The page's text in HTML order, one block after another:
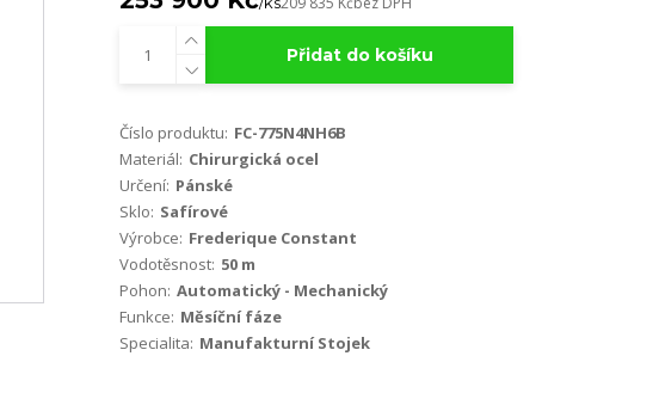
Přidat do košíku
Číslo produktu: FC-775N4NH6B
Materiál: Chirurgická ocel
Určení: Pánské
Sklo: Safírové
Výrobce: Frederique Constant
Vodotěsnost: 50 m
Pohon: Automatický - Mechanický
Funkce: Měsíční fáze
Specialita: Manufakturní Stojek